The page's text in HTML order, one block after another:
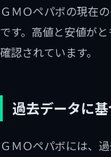
ＧＭＯペパボの現在
です。高値と安値が
確認されています。
過去データに
ＧＭＯペパボには、